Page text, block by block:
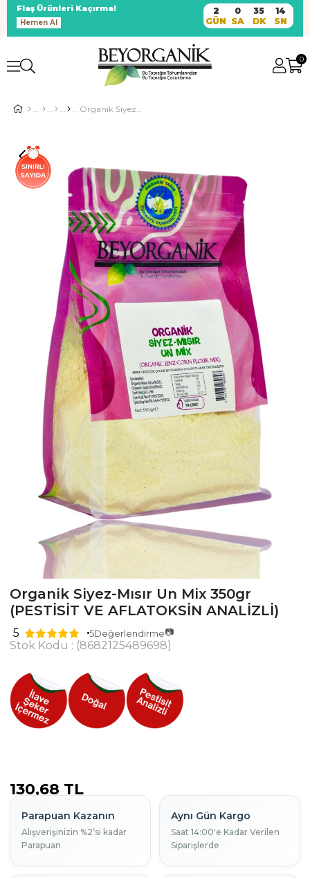
Flaş Ürünleri Kaçırma!
Hemen Al
2
GÜN
0
SA
35
DK
13
SN
0
Organik Siyez-Mısır Un Mix 350gr (PESTİSİT VE AFLATOKSİN ANALİZLİ)
Organik Siyez-Mısır Un Mix 350gr
(PESTİSİT VE AFLATOKSİN ANALİZLİ)
5 5Değerlendirme📷
Stok Kodu (8682125489698)
130,68 TL
Parapuan Kazanın
Alışverişinizin %2’si kadar
Parapuan
Aynı Gün Kargo
Saat 14:00'e Kadar Verilen
Siparişlerde